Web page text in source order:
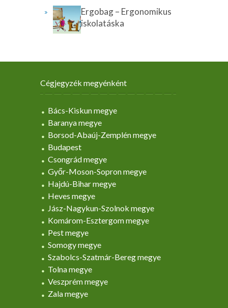
Ergobag – Ergonomikus
iskolatáska
Cégjegyzék megyénként
Bács-Kiskun megye
Baranya megye
Borsod-Abaúj-Zemplén megye
Budapest
Csongrád megye
Győr-Moson-Sopron megye
Hajdú-Bihar megye
Heves megye
Jász-Nagykun-Szolnok megye
Komárom-Esztergom megye
Pest megye
Somogy megye
Szabolcs-Szatmár-Bereg megye
Tolna megye
Veszprém megye
Zala megye